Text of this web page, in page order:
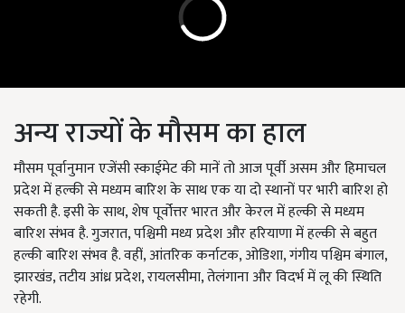
अन्य राज्यों के मौसम का हाल
मौसम पूर्वानुमान एजेंसी स्काईमेट की मानें तो आज पूर्वी असम और हिमाचल
प्रदेश में हल्की से मध्यम बारिश के साथ एक या दो स्थानों पर भारी बारिश हो
सकती है. इसी के साथ, शेष पूर्वोत्तर भारत और केरल में हल्की से मध्यम
बारिश संभव है. गुजरात, पश्चिमी मध्य प्रदेश और हरियाणा में हल्की से बहुत
हल्की बारिश संभव है. वहीं, आंतरिक कर्नाटक, ओडिशा, गंगीय पश्चिम बंगाल,
झारखंड, तटीय आंध्र प्रदेश, रायलसीमा, तेलंगाना और विदर्भ में लू की स्थिति
रहेगी.